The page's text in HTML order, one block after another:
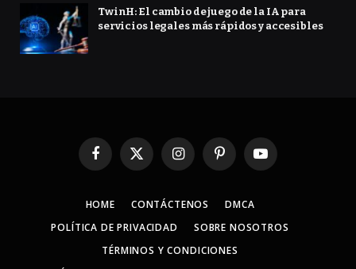
TwinH: El cambio de juego de la IA para
servicios legales más rápidos y accesibles
Facebook
X
InstagramPinterestYouTube
HOME CONTÁCTENOS
DMCA
POLÍTICA DE PRIVACIDAD
SOBRE NOSOTROS
TÉRMINOS Y CONDICIONES